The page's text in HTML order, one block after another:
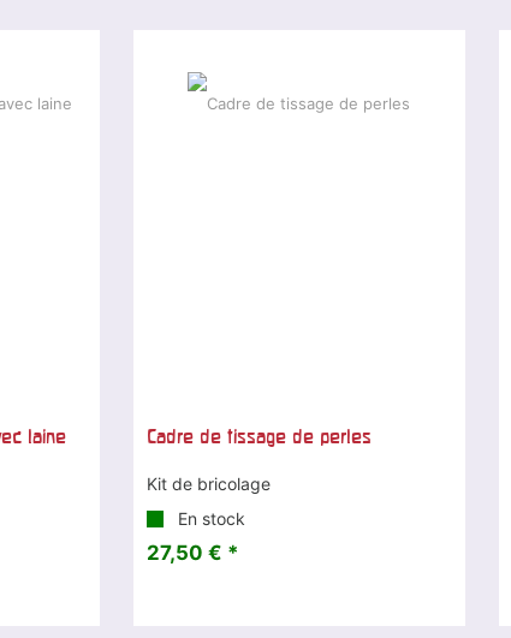
laine Cadre de tissage de perles
Kit de bricolage
En stock
27,50 € *